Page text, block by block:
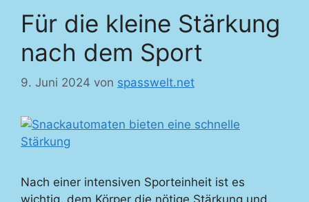
Für die kleine Stärkung
nach dem Sport
9. Juni 2024 von spasswelt.net
Nach einer intensiven Sporteinheit ist es